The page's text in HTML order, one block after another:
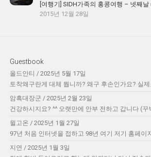
[여행기] SIDH가족의 홍콩여행 – 넷째
2015년 12월 28일
Guestbook
올드안티 / 2025년 5월 17일
토착왜구란게 대체 뭡니까? 왜구 후손인가요? 실
암흑대장군 / 2025년 2월 23일
건강하시지요? ^^ 오랫만에 안부 전하고 갑니다 (꾸
윌고온 / 2025년 1월 27일
97년 처음 인터넷을 접하고 98년 여기 저기 홈페이
지연 / 2025년 1월 3일